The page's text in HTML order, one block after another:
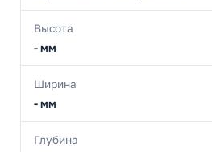
Высота
- мм
Ширина
- мм
Глубина